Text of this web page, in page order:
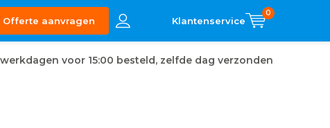
Offerte aanvragen
0
voor 15:00 besteld, zelfde dag verzonden